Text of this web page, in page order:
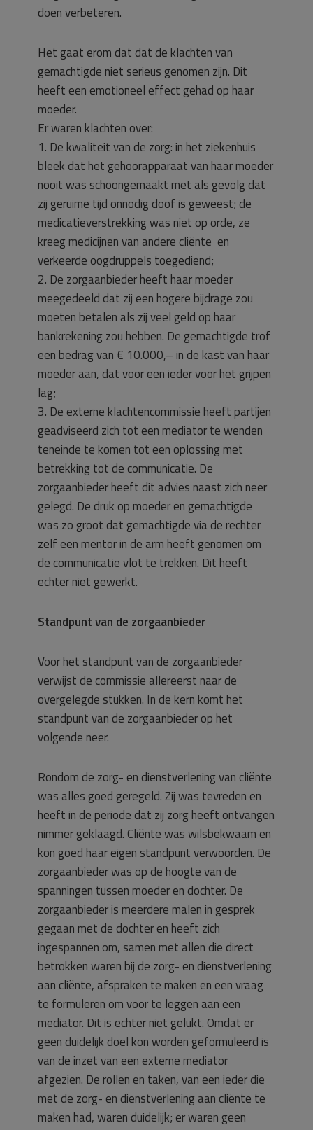
doen verbeteren.
Het gaat erom dat dat de klachten van
gemachtigde niet serieus genomen zijn. Dit
heeft een emotioneel effect gehad op haar
moeder.
Er waren klachten over:
1. De kwaliteit van de zorg: in het ziekenhuis
bleek dat het gehoorapparaat van haar moeder
nooit was schoongemaakt met als gevolg dat
zij geruime tijd onnodig doof is geweest; de
medicatieverstrekking was niet op orde, ze
kreeg medicijnen van andere cliënte en
verkeerde oogdruppels toegediend;
2. De zorgaanbieder heeft haar moeder
meegedeeld dat zij een hogere bijdrage zou
moeten betalen als zij veel geld op haar
bankrekening zou hebben. De gemachtigde trof
een bedrag van € 10.000,– in de kast van haar
moeder aan, dat voor een ieder voor het grijpen
lag;
3. De externe klachtencommissie heeft partijen
geadviseerd zich tot een mediator te wenden
teneinde te komen tot een oplossing met
betrekking tot de communicatie. De
zorgaanbieder heeft dit advies naast zich neer
gelegd. De druk op moeder en gemachtigde
was zo groot dat gemachtigde via de rechter
zelf een mentor in de arm heeft genomen om
de communicatie vlot te trekken. Dit heeft
echter niet gewerkt.
Standpunt van de zorgaanbieder
Voor het standpunt van de zorgaanbieder
verwijst de commissie allereerst naar de
overgelegde stukken. In de kern komt het
standpunt van de zorgaanbieder op het
volgende neer.
Rondom de zorg- en dienstverlening van cliënte
was alles goed geregeld. Zij was tevreden en
heeft in de periode dat zij zorg heeft ontvangen
nimmer geklaagd. Cliënte was wilsbekwaam en
kon goed haar eigen standpunt verwoorden. De
zorgaanbieder was op de hoogte van de
spanningen tussen moeder en dochter. De
zorgaanbieder is meerdere malen in gesprek
gegaan met de dochter en heeft zich
ingespannen om, samen met allen die direct
betrokken waren bij de zorg- en dienstverlening
aan cliënte, afspraken te maken en een vraag
te formuleren om voor te leggen aan een
mediator. Dit is echter niet gelukt. Omdat er
geen duidelijk doel kon worden geformuleerd is
van de inzet van een externe mediator
afgezien. De rollen en taken, van een ieder die
met de zorg- en dienstverlening aan cliënte te
maken had, waren duidelijk; er waren geen